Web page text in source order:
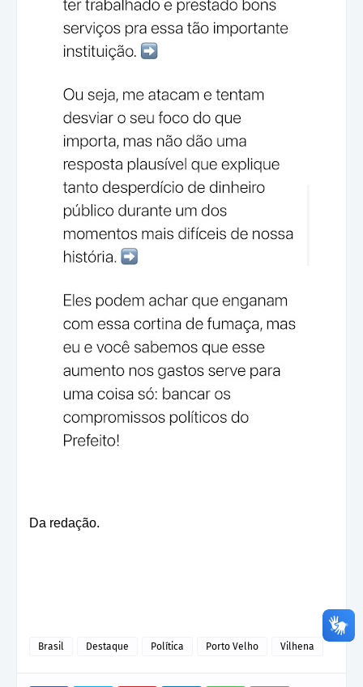
Da redação.
Brasil Destaque Política Porto Velho Vilhena